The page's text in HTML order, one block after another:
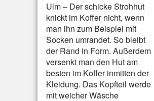
Ulm – Der schicke Strohhut
knickt im Koffer nicht, wenn
man ihn zum Beispiel mit
Socken umrandet. So bleibt
der Rand in Form. Außerdem
versenkt man den Hut am
besten im Koffer inmitten der
Kleidung. Das Kopfteil werde
mit weicher Wäsche